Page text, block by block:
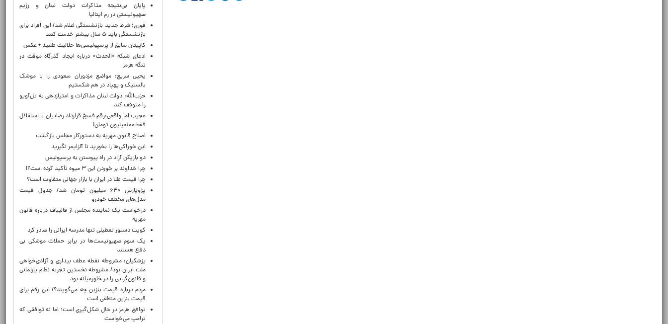
پایان بی‌نتیجه مذاکرات دولت لبنان و رژیم
صهیونیستی در رم ایتالیا
فوری؛ شرط جدید بازنشستگی اعلام شد/ این افراد برای
بازنشستگی باید ۵ سال بیشتر خدمت کنند
کاپیتان سابق از پرسپولیسی‌ها حلالیت طلبید + عکس
ادعای شبکه «الحدث» درباره ایجاد گذرگاه موقت در
تنگه هرمز
یحیی سریع: مواضع مزدوران سعودی را با موشک
بالستیک و پهپاد در هم شکستیم
حزب‌الله: دولت لبنان مذاکرات و امتیازدهی به تل‌آویو
را متوقف کند
عجیب اما واقعی:رقم فسخ قرارداد رضاییان با استقلال
فقط ۱۰۰میلیون تومان!
اصلاح قانون مهریه به دستورکار مجلس بازگشت
این خوراکی‌ها را بخورید تا آلزایمر نگیرید
دو بازیکن آزاد در راه پیوستن به پرسپولیس
چرا خداوند بر خوردن این ۳ میوه تأکید کرده است؟!
چرا قیمت طلا در ایران با بازار جهانی متفاوت است؟
پژوپارس ۶۴۰ میلیون تومان شد/ جدول قیمت
مدل‌های مختلف خودرو
درخواست یک نماینده مجلس از قالیباف درباره قانون
مهریه
کویت دستور تعطیلی تنها مدرسه ایرانی را صادر کرد
یک‌ سوم صهیونیست‌ها در برابر حملات موشکی بی
دفاع هستند
پزشکیان: مشروطه نقطه عطف بیداری و آزادی‌خواهی
ملت ایران بود/ مشروطه نخستین تجربه نظام پارلمانی
و قانون‌گرایی را در خاورمیانه بود
مردم درباره قیمت بنزین چه می‌گویند؟/ این رقم برای
قیمت بنزین منطقی است
توافق هرمز در حال شکل‌گیری است؛ اما نه توافقی که
ترامپ می‌خواست